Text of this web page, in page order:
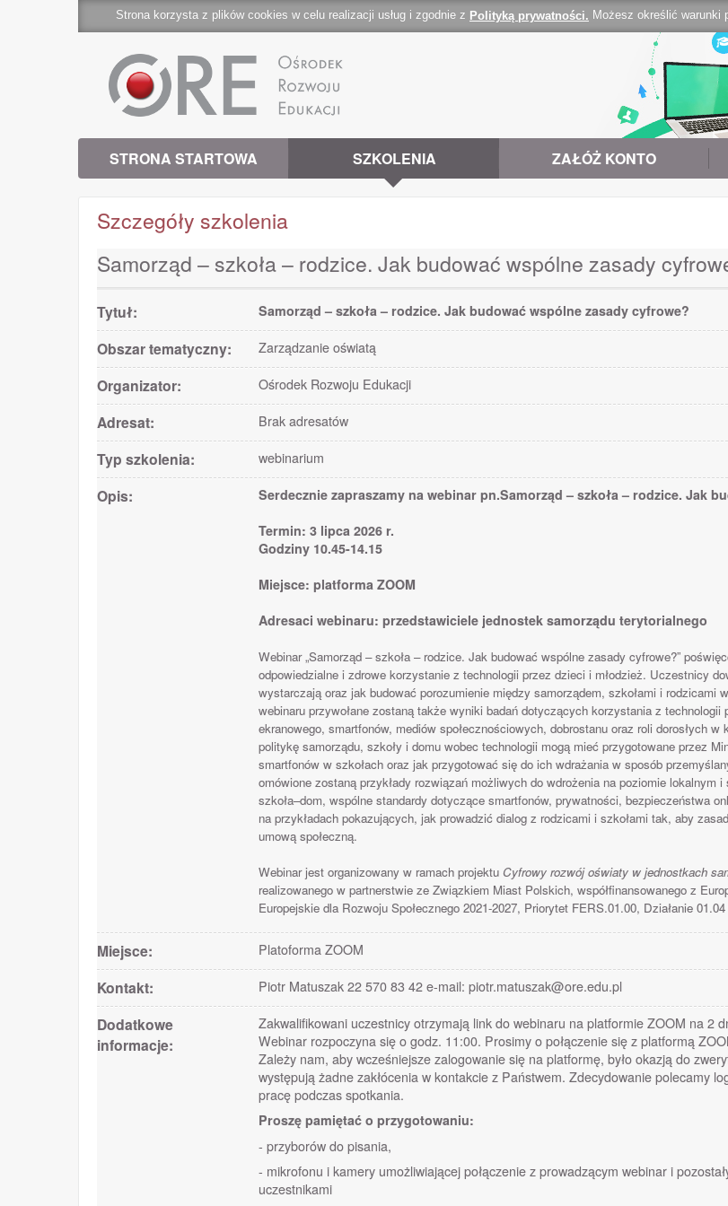
Strona korzysta z plików cookies w celu realizacji usług i zgodnie z Polityką prywatności. Możesz określić warunki
STRONA STARTOWA SZKOLENIA ZAŁÓŻ KONTO
Szczegóły szkolenia
Samorząd – szkoła – rodzice. Jak budować wspólne zasady
Tytuł: Samorząd – szkoła – rodzice. Jak budować wspólne zasady cyfrowe?
Obszar tematyczny: Zarządzanie oświatą
Organizator: Ośrodek Rozwoju Edukacji
Adresat: Brak adresatów
Typ szkolenia: webinarium
Opis:
Serdecznie zapraszamy na webinar pn.Samorząd – szkoła – rodzice. Jak
Termin: 3 lipca 2026 r.
Godziny 10.45-14.15
Miejsce: platforma ZOOM
Adresaci webinaru: przedstawiciele jednostek samorządu terytorialnego
Webinar „Samorząd – szkoła – rodzice. Jak budować wspólne zasady cyfrowe?”
odpowiedzialne i zdrowe korzystanie z technologii przez dzieci i młodzież. Uczestnicy
wystarczają oraz jak budować porozumienie między samorządem, szkołami i
webinaru przywołane zostaną także wyniki badań dotyczących korzystania z
ekranowego, smartfonów, mediów społecznościowych, dobrostanu oraz roli dorosłych
politykę samorządu, szkoły i domu wobec technologii mogą mieć przygotowane przez
smartfonów w szkołach oraz jak przygotować się do ich wdrażania w sposób
omówione zostaną przykłady rozwiązań możliwych do wdrożenia na poziomie
szkoła–dom, wspólne standardy dotyczące smartfonów, prywatności, bezpieczeństwa
na przykładach pokazujących, jak prowadzić dialog z rodzicami i szkołami tak, aby
umową społeczną.
Webinar jest organizowany w ramach projektu Cyfrowy rozwój oświaty w jednostkach
realizowanego w partnerstwie ze Związkiem Miast Polskich, współfinansowanego z
Europejskie dla Rozwoju Społecznego 2021-2027, Priorytet FERS.01.00, Działanie
Miejsce: Platoforma ZOOM
Kontakt: Piotr Matuszak 22 570 83 42 e-mail: piotr.matuszak@ore.edu.pl
Dodatkowe
informacje:
Zakwalifikowani uczestnicy otrzymają link do webinaru na platformie ZOOM na 2
Webinar rozpoczyna się o godz. 11:00. Prosimy o połączenie się z platformą
Zależy nam, aby wcześniejsze zalogowanie się na platformę, było okazją do
występują żadne zakłócenia w kontakcie z Państwem. Zdecydowanie polecamy
pracę podczas spotkania.
Proszę pamiętać o przygotowaniu:
- przyborów do pisania,
- mikrofonu i kamery umożliwiającej połączenie z prowadzącym webinar i
uczestnikami